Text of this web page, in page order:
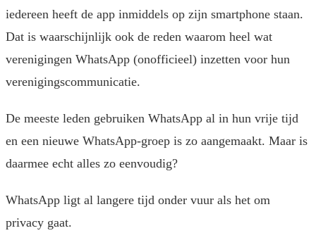
iedereen heeft de app inmiddels op zijn smartphone staan.
Dat is waarschijnlijk ook de reden waarom heel wat
verenigingen WhatsApp (onofficieel) inzetten voor hun
verenigingscommunicatie.
De meeste leden gebruiken WhatsApp al in hun vrije tijd
en een nieuwe WhatsApp-groep is zo aangemaakt. Maar is
daarmee echt alles zo eenvoudig?
WhatsApp ligt al langere tijd onder vuur als het om
privacy gaat.